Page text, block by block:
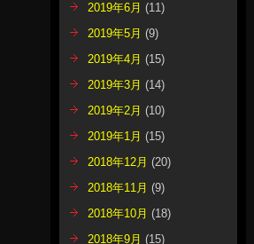
2019年6月 (11)
2019年5月 (9)
2019年4月 (15)
2019年3月 (14)
2019年2月 (10)
2019年1月 (15)
2018年12月 (20)
2018年11月 (9)
2018年10月 (18)
2018年9月 (15)